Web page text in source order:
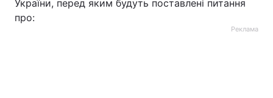
України, перед яким будуть поставлені питання
про:
Реклама